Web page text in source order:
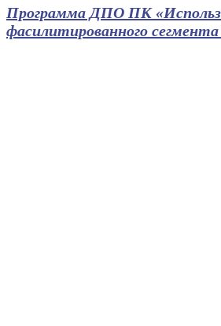
Программа ДПО ПК
фасилитированного